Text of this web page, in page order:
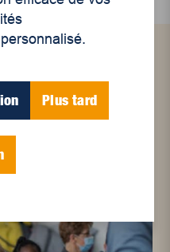
Plus tard